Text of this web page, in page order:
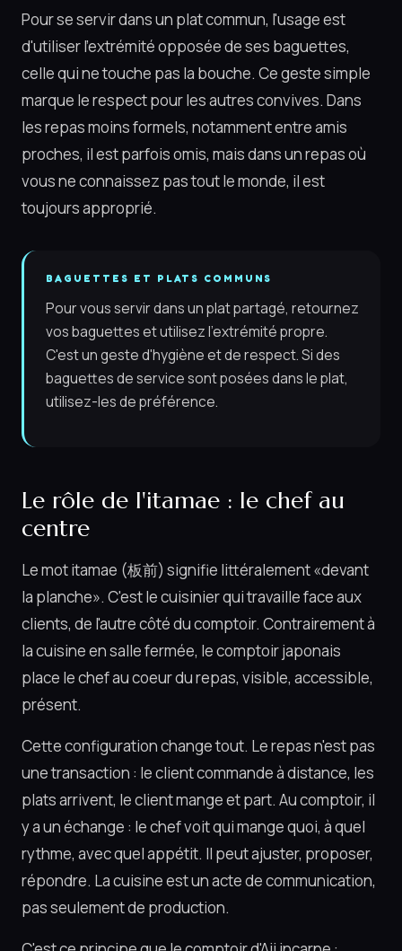
Pour se servir dans un plat commun, l'usage est
d'utiliser l'extrémité opposée de ses baguettes,
celle qui ne touche pas la bouche. Ce geste simple
marque le respect pour les autres convives. Dans
les repas moins formels, notamment entre amis
proches, il est parfois omis, mais dans un repas où
vous ne connaissez pas tout le monde, il est
toujours approprié.
BAGUETTES ET PLATS COMMUNS
Pour vous servir dans un plat partagé, retournez
vos baguettes et utilisez l'extrémité propre.
C'est un geste d'hygiène et de respect. Si des
baguettes de service sont posées dans le plat,
utilisez-les de préférence.
Le rôle de l'itamae : le chef au
centre
Le motitamae (板前) signifie littéralement «devant
la planche». C'est le cuisinier qui travaille face aux
clients, de l'autre côté du comptoir. Contrairement à
la cuisine en salle fermée, le comptoir japonais
place le chef au coeur du repas, visible, accessible,
présent.
Cette configuration change tout. Le repas n'est pas
une transaction : le client commande à distance, les
plats arrivent, le client mange et part. Au comptoir, il
y a un échange : le chef voit qui mange quoi, à quel
rythme, avec quel appétit. Il peut ajuster, proposer,
répondre. La cuisine est un acte de communication,
pas seulement de production.